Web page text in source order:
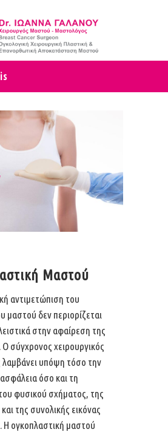
Μαστού
αντιμετώπιση του
μαστού δεν περιορίζεται
στην αφαίρεση της
Ο σύγχρονος χειρουργικός
λαμβάνει υπόψη τόσο την
όσο και τη
φυσικού σχήματος, της
της συνολικής εικόνας
Η ογκοπλαστική μαστού